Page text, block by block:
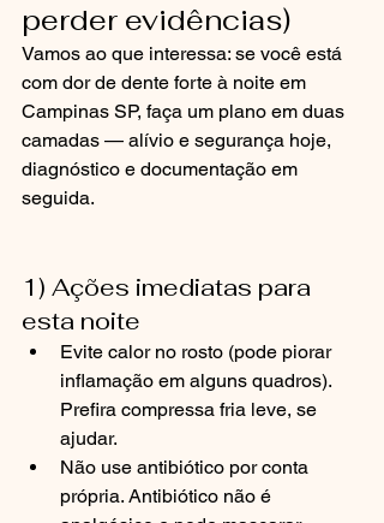
perder evidências)
Vamos ao que interessa: se você está
com dor de dente forte à noite em
Campinas SP, faça um plano em duas
camadas — alívio e segurança hoje,
diagnóstico e documentação em
seguida.
1) Ações imediatas para
esta noite
Evite calor no rosto (pode piorar
inflamação em alguns quadros).
Prefira compressa fria leve, se
ajudar.
Não use antibiótico por conta
própria. Antibiótico não é